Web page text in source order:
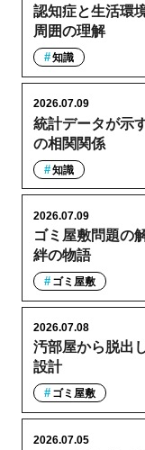
認知症と生活環
周囲の理解
知識
統計データが示
の相関関係
2026.07.09
知識
ゴミ屋敷問題の
絆の物語
2026.07.09
ゴミ屋敷
汚部屋から脱出
設計
2026.07.08
ゴミ屋敷
2026.07.05